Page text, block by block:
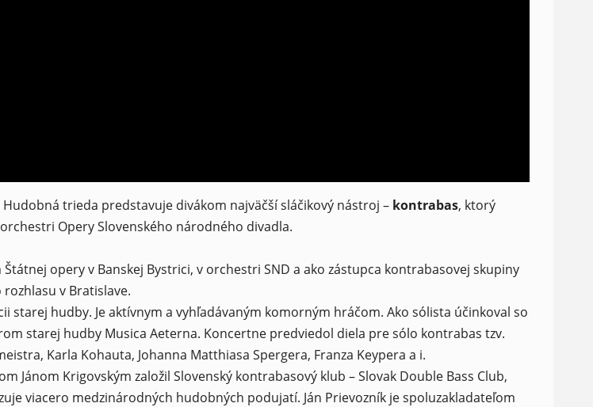
trieda predstavuje divákom najväčší sláčikový nástroj – kontrabas, ktorý
Opery Slovenského národného divadla.
opery v Banskej Bystrici, v orchestri SND a ako zástupca kontrabasovej skupiny
v Bratislave.
starej hudby. Je aktívnym a vyhľadávaným komorným hráčom. Ako sólista účinkoval so
starej hudby Musica Aeterna. Koncertne predviedol diela pre sólo kontrabas tzv.
Karla Kohauta, Johanna Matthiasa Spergera, Franza Keypera a i.
Jánom Krigovským založil Slovenský kontrabasový klub – Slovak Double Bass Club,
viacero medzinárodných hudobných podujatí. Ján Prievozník je spoluzakladateľom